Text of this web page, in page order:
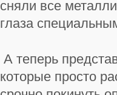
сняли все
глаза
А теперь
которые просто